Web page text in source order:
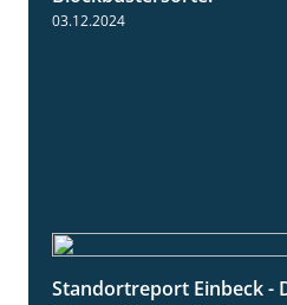
03.12.2024
Standortreport Einbeck -